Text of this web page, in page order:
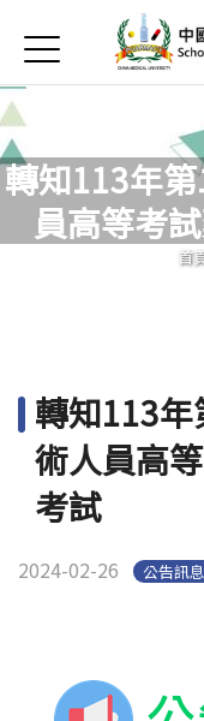
首頁
Open submenu
簡介
Open
Open submenu
Open submenu
實習專區
English
轉知113年
員高等考
首
轉知113
術人員高
考試
2024-02-26 公告訊息